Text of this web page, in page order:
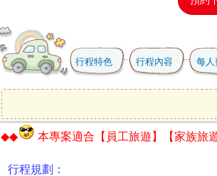
行程特色 行程內容 每人
◆◆ 本專案適合 【員工旅遊】【家族旅
行程規劃：